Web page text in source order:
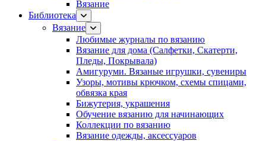
Вязание
Библиотека
Вязание
Любимые журналы по вязанию
Вязание для дома (Салфетки, Скатерти,
Пледы, Покрывала)
Амигуруми. Вязаные игрушки, сувениры
Узоры, мотивы крючком, схемы спицами,
обвязка края
Бижутерия, украшения
Обучение вязанию для начинающих
Коллекции по вязанию
Вязание одежды, аксессуаров